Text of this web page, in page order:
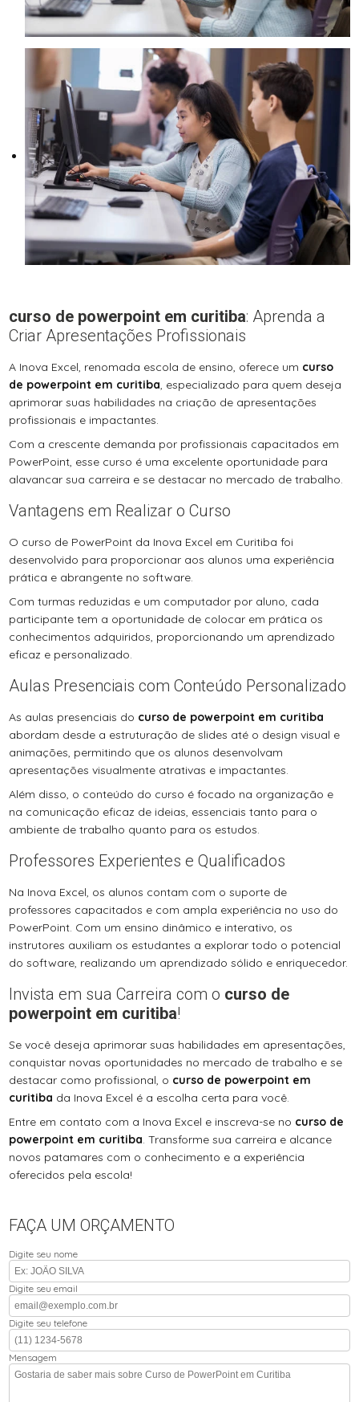
curso de powerpoint em curitiba: Aprenda a
Criar Apresentações Profissionais
A Inova Excel, renomada escola de ensino, oferece um curso
de powerpoint em curitiba, especializado para quem deseja
aprimorar suas habilidades na criação de apresentações
profissionais e impactantes.
Com a crescente demanda por profissionais capacitados em
PowerPoint, esse curso é uma excelente oportunidade para
alavancar sua carreira e se destacar no mercado de trabalho.
Vantagens em Realizar o Curso
O curso de PowerPoint da Inova Excel em Curitiba foi
desenvolvido para proporcionar aos alunos uma experiência
prática e abrangente no software.
Com turmas reduzidas e um computador por aluno, cada
participante tem a oportunidade de colocar em prática os
conhecimentos adquiridos, proporcionando um aprendizado
eficaz e personalizado.
Aulas Presenciais com Conteúdo Personalizado
As aulas presenciais do curso de powerpoint em curitiba
abordam desde a estruturação de slides até o design visual e
animações, permitindo que os alunos desenvolvam
apresentações visualmente atrativas e impactantes.
Além disso, o conteúdo do curso é focado na organização e
na comunicação eficaz de ideias, essenciais tanto para o
ambiente de trabalho quanto para os estudos.
Professores Experientes e Qualificados
Na Inova Excel, os alunos contam com o suporte de
professores capacitados e com ampla experiência no uso do
PowerPoint. Com um ensino dinâmico e interativo, os
instrutores auxiliam os estudantes a explorar todo o potencial
do software, realizando um aprendizado sólido e enriquecedor.
Invista em sua Carreira com o curso de
powerpoint em curitiba!
Se você deseja aprimorar suas habilidades em apresentações,
conquistar novas oportunidades no mercado de trabalho e se
destacar como profissional, o curso de powerpoint em
curitiba da Inova Excel é a escolha certa para você.
Entre em contato com a Inova Excel e inscreva-se no curso de
powerpoint em curitiba. Transforme sua carreira e alcance
novos patamares com o conhecimento e a experiência
oferecidos pela escola!
FAÇA UM ORÇAMENTO
Digite seu nome
Digite seu email
Digite seu telefone
Mensagem